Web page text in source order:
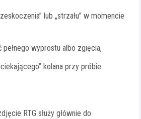
lub „strzału” w momencie
pełnego wyprostu albo zgięcia,
kolana przy próbie
RTG służy głównie do